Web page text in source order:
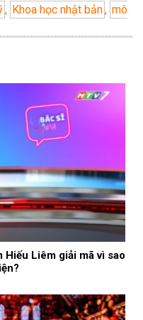
, Khoa học nhật bản, mô
Hiếu Liêm giải mã vì sao